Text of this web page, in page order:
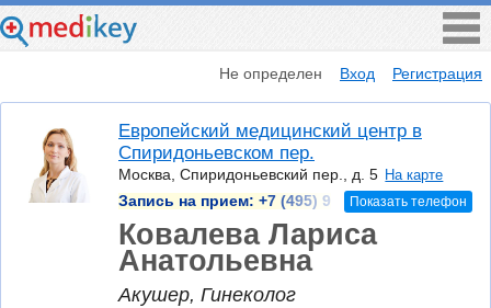
Не определен Вход Регистрация
Европейский медицинский центр в
Спиридоньевском пер.
Москва, Спиридоньевский пер., д. 5 На карте
Запись на прием: +7 (495) 9 Показать телефон
Ковалева Лариса
Анатольевна
Акушер, Гинеколог